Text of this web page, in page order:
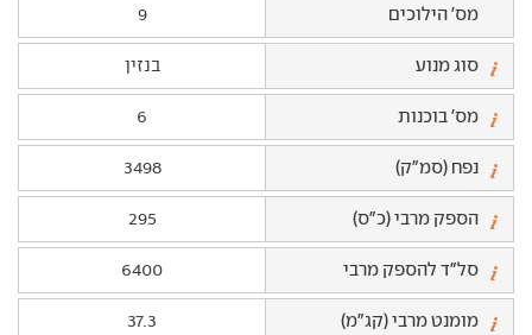
מס' הילוכים 9
סוג מנוע בנזין
מס' בוכנות 6
נפח (סמ"ק) 3498
הספק מרבי (כ"ס) 295
סל"ד להספק מרבי 6400
מומנט מרבי (קג"מ) 37.3